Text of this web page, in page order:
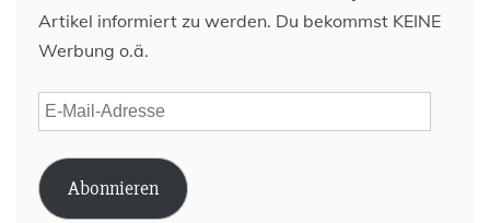
Artikel informiert zu werden. Du bekommst KEINE
Werbung o.ä.
E-
Mail-
Adresse
Abonnieren